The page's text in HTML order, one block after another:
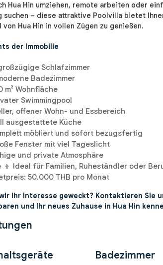
Hua Hin umziehen, remote arbeiten oder
suchen – diese attraktive Poolvilla bietet
von Hua Hin in vollen Zügen zu genießen.
der Immobilie
Schlafzimmer
Badezimmer
m² Wohnfläche
Swimmingpool
offener Wohn- und Essbereich
ausgestattete Küche
möbliert und sofort bezugsfertig
Fenster mit viel Tageslicht
und private Atmosphäre
Ideal für Familien, Ruheständler oder
50.000 THB pro Monat
Ihr Interesse geweckt? Kontaktieren Sie
und Ihr neues Zuhause in Hua Hin
Badezimmer